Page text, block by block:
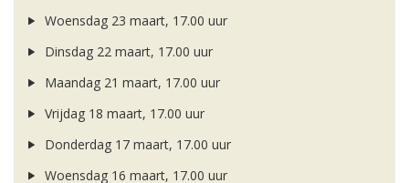
Woensdag 23 maart, 17.00 uur
Dinsdag 22 maart, 17.00 uur
Maandag 21 maart, 17.00 uur
Vrijdag 18 maart, 17.00 uur
Donderdag 17 maart, 17.00 uur
Woensdag 16 maart, 17.00 uur